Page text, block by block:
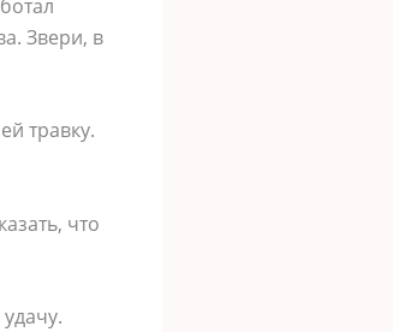
Звери, в
травку.
что